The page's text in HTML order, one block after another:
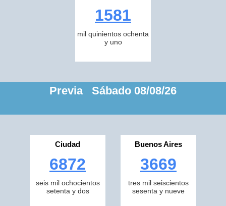
1581
mil quinientos ochenta
y uno
Previa Sábado 08/08/26
Ciudad
6872
seis mil ochocientos
setenta y dos
Buenos Aires
3669
tres mil seiscientos
sesenta y nueve